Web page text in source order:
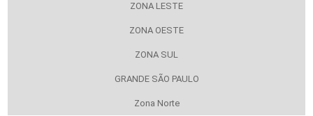
ZONA LESTE
ZONA OESTE
ZONA SUL
GRANDE SÃO PAULO
Zona Norte